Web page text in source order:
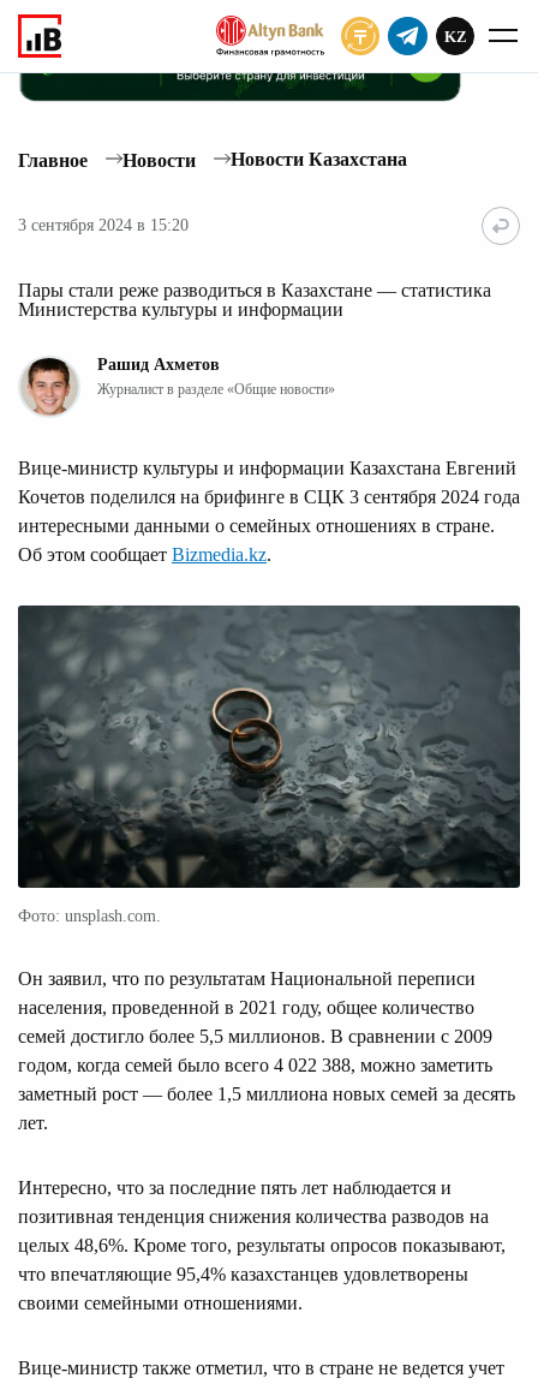
KZ
Главное Новости Новости Казахстана
3 сентября 2024 в 15:20
Пары стали реже разводиться в Казахстане — статистика
Министерства культуры и информации
Рашид Ахметов
Журналист в разделе «Общие новости»
Вице-министр культуры и информации Казахстана Евгений
Кочетов поделился на брифинге в СЦК 3 сентября 2024 года
интересными данными о семейных отношениях в стране.
Об этом сообщает Bizmedia.kz.
Фото: unsplash.com.
Он заявил, что по результатам Национальной переписи
населения, проведенной в 2021 году, общее количество
семей достигло более 5,5 миллионов. В сравнении с 2009
годом, когда семей было всего 4 022 388, можно заметить
заметный рост — более 1,5 миллиона новых семей за десять
лет.
Интересно, что за последние пять лет наблюдается и
позитивная тенденция снижения количества разводов на
целых 48,6%. Кроме того, результаты опросов показывают,
что впечатляющие 95,4% казахстанцев удовлетворены
своими семейными отношениями.
Вице-министр также отметил, что в стране не ведется учет